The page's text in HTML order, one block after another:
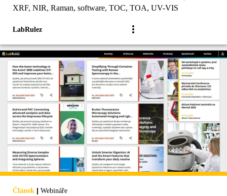
XRF, NIR, Raman, software, TOC, TOA, UV-VIS
LabRulez
Článek | Webináře